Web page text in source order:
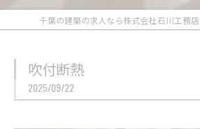
千葉の建築の求人なら株式会社石川工務店
吹付断熱
2025/09/22